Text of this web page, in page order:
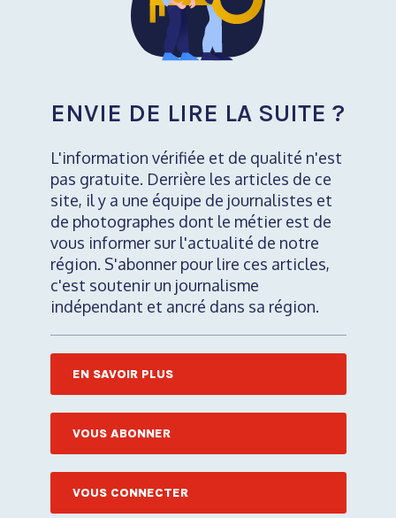
ENVIE DE LIRE LA SUITE ?
L'information vérifiée et de qualité n'est
pas gratuite. Derrière les articles de ce
site, il y a une équipe de journalistes et
de photographes dont le métier est de
vous informer sur l'actualité de notre
région. S'abonner pour lire ces articles,
c'est soutenir un journalisme
indépendant et ancré dans sa région.
EN SAVOIR PLUS
VOUS ABONNER
VOUS CONNECTER